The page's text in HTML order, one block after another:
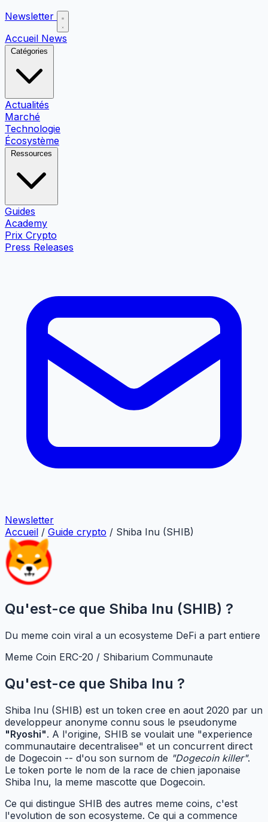
Newsletter
Accueil News
Catégories
Actualités
Marché
Technologie
Écosystème
Ressources
Guides
Academy
Prix Crypto
Press Releases
Newsletter
Accueil / Guide crypto / Shiba Inu (SHIB)
Qu'est-ce que Shiba Inu (SHIB) ?
Du meme coin viral a un ecosysteme DeFi a part entiere
Meme Coin ERC-20 / Shibarium Communaute
Qu'est-ce que Shiba Inu ?
Shiba Inu (SHIB) est un token cree en aout 2020 par un
developpeur anonyme connu sous le pseudonyme
"Ryoshi". A l'origine, SHIB se voulait une "experience
communautaire decentralisee" et un concurrent direct
de Dogecoin -- d'ou son surnom de "Dogecoin killer".
Le token porte le nom de la race de chien japonaise
Shiba Inu, la meme mascotte que Dogecoin.
Ce qui distingue SHIB des autres meme coins, c'est
l'evolution de son ecosysteme. Ce qui a commence